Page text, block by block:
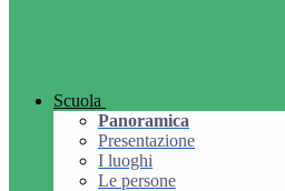
Scuola
Panoramica
Presentazione
I luoghi
Le persone